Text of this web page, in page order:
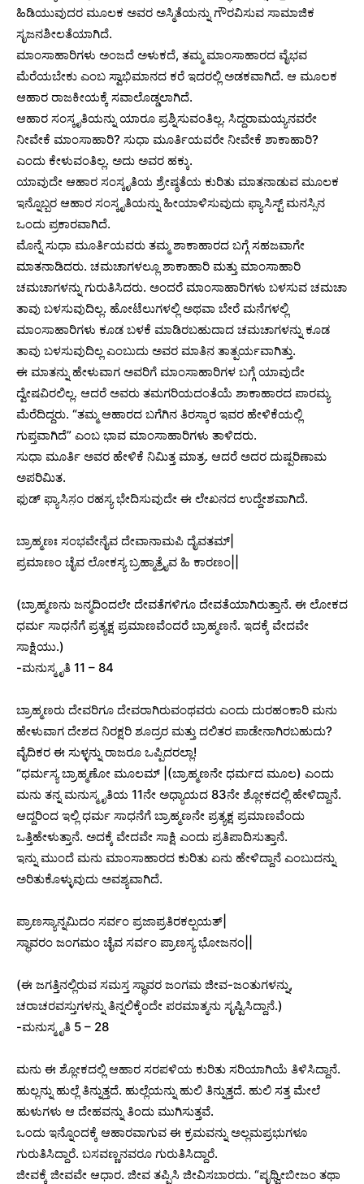
ಹಿಡಿಯುವುದರ ಮೂಲಕ ಅವರ ಅಸ್ಮಿತೆಯನ್ನು ಗೌರವಿಸುವ ಸಾಮಾಜಿಕ
ಸೃಜನಶೀಲತೆಯಾಗಿದೆ.
ಮಾಂಸಾಹಾರಿಗಳು ಅಂಜದೆ ಅಳುಕದೆ, ತಮ್ಮ ಮಾಂಸಾಹಾರದ ವೈಭವ
ಮೆರೆಯಬೇಕು ಎಂಬ ಸ್ವಾಭಿಮಾನದ ಕರೆ ಇದರಲ್ಲಿ ಅಡಕವಾಗಿದೆ. ಆ ಮೂಲಕ
ಆಹಾರ ರಾಜಕೀಯಕ್ಕೆ ಸವಾಲೊಡ್ಡಲಾಗಿದೆ.
ಆಹಾರ ಸಂಸ್ಕೃತಿಯನ್ನು ಯಾರೂ ಪ್ರಶ್ನಿಸುವಂತಿಲ್ಲ. ಸಿದ್ದರಾಮಯ್ಯನವರೇ
ನೀವೇಕೆ ಮಾಂಸಾಹಾರಿ? ಸುಧಾ ಮೂರ್ತಿಯವರೇ ನೀವೇಕೆ ಶಾಕಾಹಾರಿ?
ಎಂದು ಕೇಳುವಂತಿಲ್ಲ. ಅದು ಅವರ ಹಕ್ಕು.
ಯಾವುದೇ ಆಹಾರ ಸಂಸ್ಕೃತಿಯ ಶ್ರೇಷ್ಠತೆಯ ಕುರಿತು ಮಾತನಾಡುವ ಮೂಲಕ
ಇನ್ನೊಬ್ಬರ ಆಹಾರ ಸಂಸ್ಕೃತಿಯನ್ನು ಹೀಯಾಳಿಸುವುದು ಫ್ಯಾಸಿಸ್ಟ್ ಮನಸ್ಸಿನ
ಒಂದು ಪ್ರಕಾರವಾಗಿದೆ.
ಮೊನ್ನೆ ಸುಧಾ ಮೂರ್ತಿಯವರು ತಮ್ಮ ಶಾಕಾಹಾರದ ಬಗ್ಗೆ ಸಹಜವಾಗೇ
ಮಾತನಾಡಿದರು. ಚಮಚಾಗಳಲ್ಲೂ ಶಾಕಾಹಾರಿ ಮತ್ತು ಮಾಂಸಾಹಾರಿ
ಚಮಚಾಗಳನ್ನು ಗುರುತಿಸಿದರು. ಅಂದರೆ ಮಾಂಸಾಹಾರಿಗಳು ಬಳಸುವ ಚಮಚಾ
ತಾವು ಬಳಸುವುದಿಲ್ಲ. ಹೋಟೆಲುಗಳಲ್ಲಿ ಅಥವಾ ಬೇರೆ ಮನೆಗಳಲ್ಲಿ
ಮಾಂಸಾಹಾರಿಗಳು ಕೂಡ ಬಳಕೆ ಮಾಡಿರಬಹುದಾದ ಚಮಚಾಗಳನ್ನು ಕೂಡ
ತಾವು ಬಳಸುವುದಿಲ್ಲ ಎಂಬುದು ಅವರ ಮಾತಿನ ತಾತ್ಪರ್ಯವಾಗಿತ್ತು.
ಈ ಮಾತನ್ನು ಹೇಳುವಾಗ ಅವರಿಗೆ ಮಾಂಸಾಹಾರಿಗಳ ಬಗ್ಗೆ ಯಾವುದೇ
ದ್ವೇಷವಿರಲಿಲ್ಲ. ಆದರೆ ಅವರು ತಮಗರಿಯದಂತೆಯೆ ಶಾಕಾಹಾರದ ಪಾರಮ್ಯ
ಮೆರೆದಿದ್ದರು. “ತಮ್ಮ ಆಹಾರದ ಬಗೆಗಿನ ತಿರಸ್ಕಾರ ಇವರ ಹೇಳಿಕೆಯಲ್ಲಿ
ಗುಪ್ತವಾಗಿದೆ” ಎಂಬ ಭಾವ ಮಾಂಸಾಹಾರಿಗಳು ತಾಳಿದರು.
ಸುಧಾ ಮೂರ್ತಿ ಅವರ ಹೇಳಿಕೆ ನಿಮಿತ್ತ ಮಾತ್ರ. ಆದರೆ ಅದರ ದುಷ್ಪರಿಣಾಮ
ಅಪರಿಮಿತ.
ಫುಡ್ ಫ್ಯಾಸಿಸ಼ಂ ರಹಸ್ಯ ಭೇದಿಸುವುದೇ ಈ ಲೇಖನದ ಉದ್ದೇಶವಾಗಿದೆ.
ಬ್ರಾಹ್ಮಣಃ ಸಂಭವೇನೈವ ದೇವಾನಾಮಪಿ ದೈವತಮ್|
ಪ್ರಮಾಣಂ ಚೈವ ಲೋಕಸ್ಯ ಬ್ರಹ್ಮಾತ್ರೈವ ಹಿ ಕಾರಣಂ||
(ಬ್ರಾಹ್ಮಣನು ಜನ್ಮದಿಂದಲೇ ದೇವತೆಗಳಿಗೂ ದೇವತೆಯಾಗಿರುತ್ತಾನೆ. ಈ ಲೋಕದ
ಧರ್ಮ ಸಾಧನೆಗೆ ಪ್ರತ್ಯಕ್ಷ ಪ್ರಮಾಣವೆಂದರೆ ಬ್ರಾಹ್ಮಣನೆ. ಇದಕ್ಕೆ ವೇದವೇ
ಸಾಕ್ಷಿಯು.)
-ಮನುಸ್ಮೃತಿ 11 – 84
ಬ್ರಾಹ್ಮಣರು ದೇವರಿಗೂ ದೇವರಾಗಿರುವಂಥವರು ಎಂದು ದುರಹಂಕಾರಿ ಮನು
ಹೇಳುವಾಗ ದೇಶದ ನಿರಕ್ಷರಿ ಶೂದ್ರರ ಮತ್ತು ದಲಿತರ ಪಾಡೇನಾಗಿರಬಹುದು?
ವೈದಿಕರ ಈ ಸುಳ್ಳನ್ನು ರಾಜರೂ ಒಪ್ಪಿದರಲ್ಲಾ!
“ಧರ್ಮಸ್ಯ ಬ್ರಾಹ್ಮಣೋ ಮೂಲಮ್ |(ಬ್ರಾಹ್ಮಣನೇ ಧರ್ಮದ ಮೂಲ) ಎಂದು
ಮನು ತನ್ನ ಮನುಸ್ಮೃತಿಯ 11ನೇ ಅಧ್ಯಾಯದ 83ನೇ ಶ್ಲೋಕದಲ್ಲಿ ಹೇಳಿದ್ದಾನೆ.
ಆದ್ದರಿಂದ ಇಲ್ಲಿ ಧರ್ಮ ಸಾಧನೆಗೆ ಬ್ರಾಹ್ಮಣನೇ ಪ್ರತ್ಯಕ್ಷ ಪ್ರಮಾಣವೆಂದು
ಒತ್ತಿಹೇಳುತ್ತಾನೆ. ಅದಕ್ಕೆ ವೇದವೇ ಸಾಕ್ಷಿ ಎಂದು ಪ್ರತಿಪಾದಿಸುತ್ತಾನೆ.
ಇನ್ನು ಮುಂದೆ ಮನು ಮಾಂಸಾಹಾರದ ಕುರಿತು ಏನು ಹೇಳಿದ್ದಾನೆ ಎಂಬುದನ್ನು
ಅರಿತುಕೊಳ್ಳುವುದು ಅವಶ್ಯವಾಗಿದೆ.
ಪ್ರಾಣಸ್ಯಾನ್ನಮಿದಂ ಸರ್ವಂ ಪ್ರಜಾಪ್ರತಿರಕಲ್ಪಯತ್|
ಸ್ಥಾವರಂ ಜಂಗಮಂ ಚೈವ ಸರ್ವಂ ಪ್ರಾಣಸ್ಯ ಭೋಜನಂ||
(ಈ ಜಗತ್ತಿನಲ್ಲಿರುವ ಸಮಸ್ತ ಸ್ಥಾವರ ಜಂಗಮ ಜೀವ-ಜಂತುಗಳನ್ನು,
ಚರಾಚರವಸ್ತುಗಳನ್ನು ತಿನ್ನಲಿಕ್ಕೆಂದೇ ಪರಮಾತ್ಮನು ಸೃಷ್ಟಿಸಿದ್ದಾನೆ.)
-ಮನುಸ್ಮೃತಿ 5 – 28
ಮನು ಈ ಶ್ಲೋಕದಲ್ಲಿ ಆಹಾರ ಸರಪಳಿಯ ಕುರಿತು ಸರಿಯಾಗಿಯೆ ತಿಳಿಸಿದ್ದಾನೆ.
ಹುಲ್ಲನ್ನು ಹುಲ್ಲೆ ತಿನ್ನುತ್ತದೆ. ಹುಲ್ಲೆಯನ್ನು ಹುಲಿ ತಿನ್ನುತ್ತದೆ. ಹುಲಿ ಸತ್ತ ಮೇಲೆ
ಹುಳುಗಳು ಆ ದೇಹವನ್ನು ತಿಂದು ಮುಗಿಸುತ್ತವೆ.
ಒಂದು ಇನ್ನೊಂದಕ್ಕೆ ಆಹಾರವಾಗುವ ಈ ಕ್ರಮವನ್ನು ಅಲ್ಲಮಪ್ರಭುಗಳೂ
ಗುರುತಿಸಿದ್ದಾರೆ. ಬಸವಣ್ಣನವರೂ ಗುರುತಿಸಿದ್ದಾರೆ.
ಜೀವಕ್ಕೆ ಜೀವವೇ ಆಧಾರ. ಜೀವ ತಪ್ಪಿಸಿ ಜೀವಿಸಬಾರದು. “ಪೃಥ್ವೀಬೀಜಂ ತಥಾ